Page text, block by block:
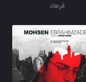
فرهاد